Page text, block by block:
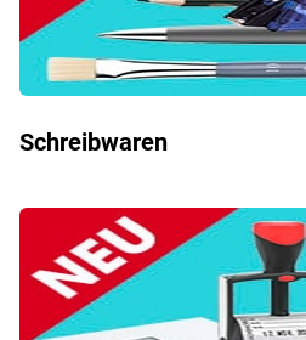
Schreibwaren